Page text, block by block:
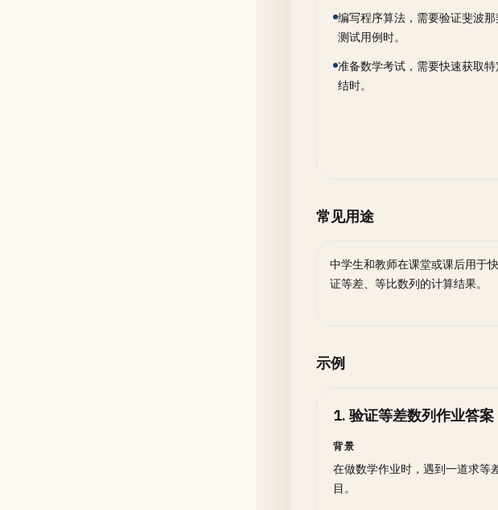
编写程序算法，需要验证斐波
测试用例时。
准备数学考试，需要快速获取
结时。
常见用途
中学生和教师在课堂或课后用于
证等差、等比数列的计算结果。
示例
1. 验证等差数列作业答案
背景
在做数学作业时，遇到一道求等
目。